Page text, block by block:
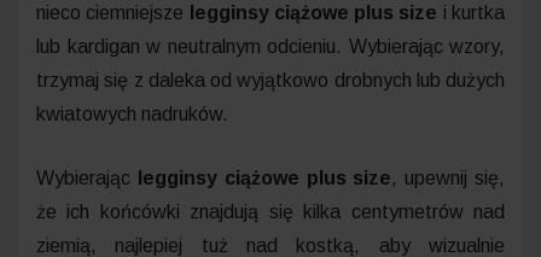
nieco ciemniejsze legginsy ciążowe plus size i kurtka
lub kardigan w neutralnym odcieniu. Wybierając wzory,
trzymaj się z daleka od wyjątkowo drobnych lub dużych
kwiatowych nadruków.
Wybierając legginsy ciążowe plus size, upewnij się,
że ich końcówki znajdują się kilka centymetrów nad
ziemią, najlepiej tuż nad kostką, aby wizualnie